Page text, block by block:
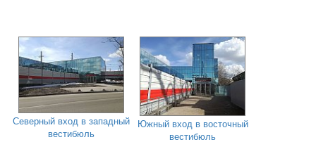
Северный вход в западный
вестибюль
Южный вход в восточный
вестибюль